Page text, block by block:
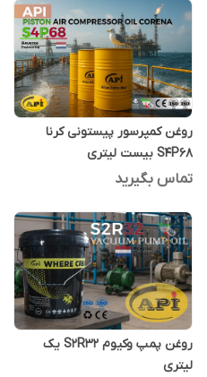
روغن کمپرسور پیستونی کرنا
S4P68 بیست لیتری
تماس بگیرید
روغن پمپ وکیوم S2R32 یک
لیتری